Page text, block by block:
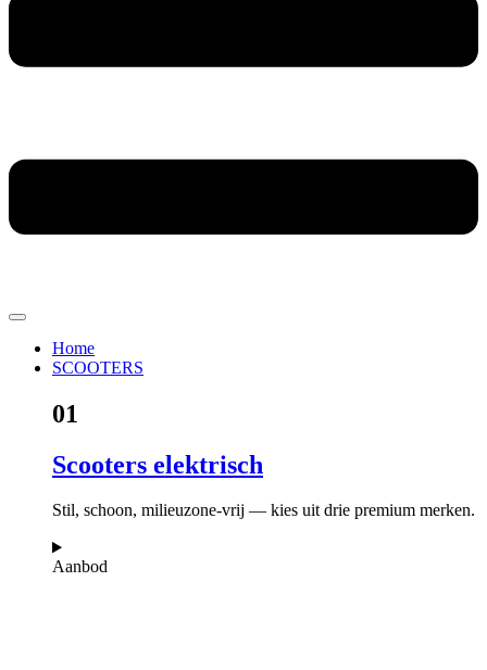
Home
SCOOTERS
01
Scooters elektrisch
Stil, schoon, milieuzone-vrij — kies uit drie premium merken.
Aanbod